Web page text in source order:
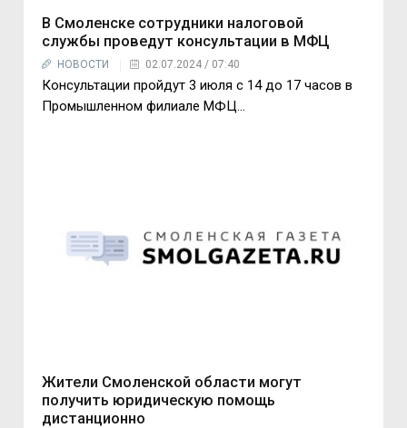
В Смоленске сотрудники налоговой
службы проведут консультации в МФЦ
НОВОСТИ 02.07.2024 / 07:40
Консультации пройдут 3 июля с 14 до 17 часов в
Промышленном филиале МФЦ…
Жители Смоленской области могут
получить юридическую помощь
дистанционно